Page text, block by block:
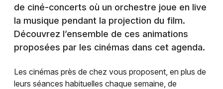
de ciné-concerts où un orchestre joue en live
la musique pendant la projection du film.
Découvrez l’ensemble de ces animations
proposées par les cinémas dans cet agenda.
Les cinémas près de chez vous proposent, en plus de
leurs séances habituelles chaque semaine, de